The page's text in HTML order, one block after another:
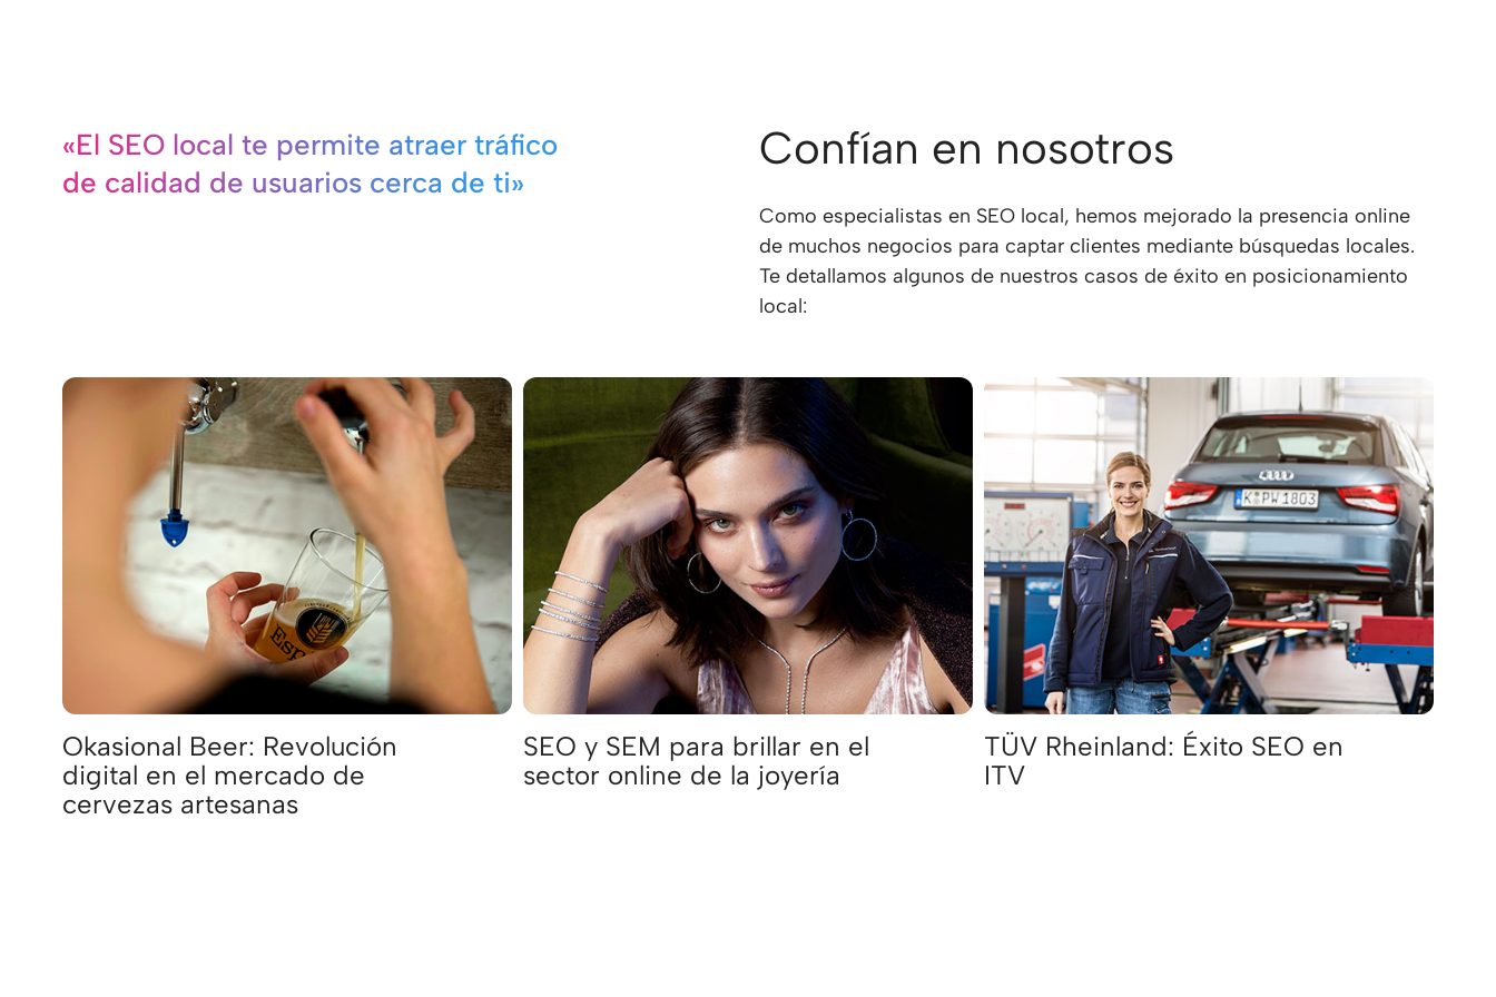
«El SEO local te permite atraer tráfico
de calidad de usuarios cerca de ti»
Confían en nosotros
Como especialistas en SEO local, hemos mejorado la presencia online
de muchos negocios para captar clientes mediante búsquedas locales.
Te detallamos algunos de nuestros casos de éxito en posicionamiento
local:
Okasional Beer: Revolución
digital en el mercado de
cervezas artesanas
SEO y SEM para brillar en el
sector online de la joyería
TÜV Rheinland: Éxito SEO en
ITV